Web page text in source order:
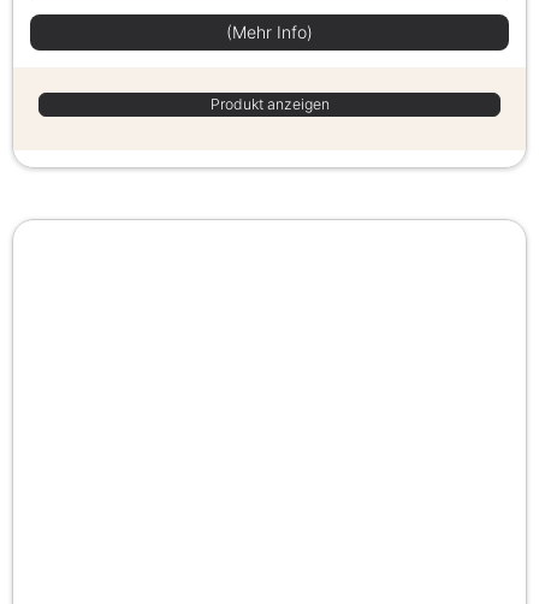
(Mehr Info)
Produkt anzeigen